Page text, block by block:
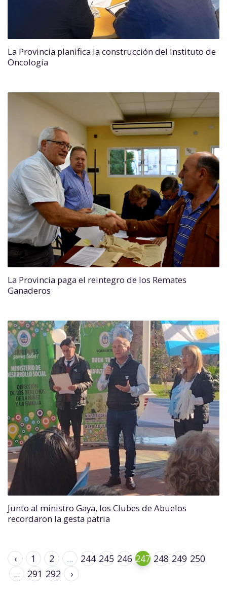
La Provincia planifica la construcción del Instituto de
Oncología
La Provincia paga el reintegro de los Remates
Ganaderos
Junto al ministro Gaya, los Clubes de Abuelos
recordaron la gesta patria
‹ 1 2 ... 244 245 246 247 248 249 250
...
291 292 ›